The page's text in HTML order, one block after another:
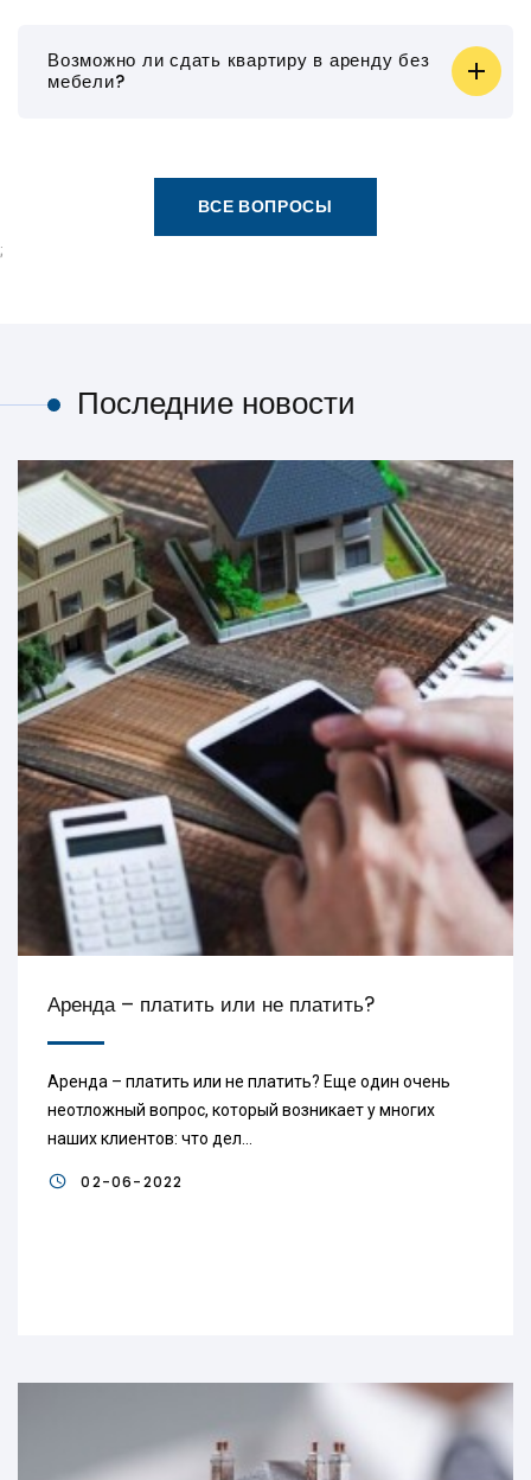
Возможно ли сдать квартиру в аренду без
мебели?
ВСЕ ВОПРОСЫ
;
Последние новости
Аренда – платить или не платить?
Аренда – платить или не платить? Еще один очень
неотложный вопрос, который возникает у многих
наших клиентов: что дел...
02-06-2022